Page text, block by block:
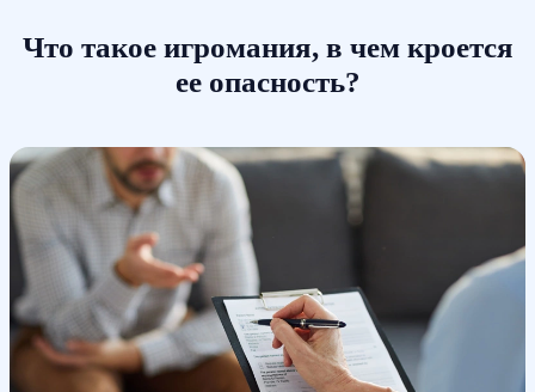
Что такое игромания, в чем кроется
ее опасность?